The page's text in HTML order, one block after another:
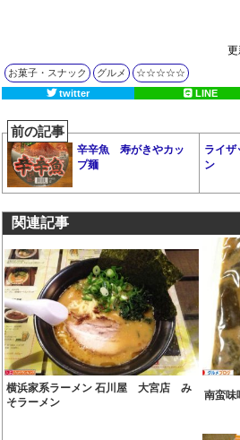
お菓子・スナック グルメ
☆☆☆☆☆
twitter
LINE
前の記事
辛辛魚 寿がきやカッ
プ麺
ライ
ン
関連記事
横浜家系ラーメン 石川屋 大宮店 み
そラーメン
南蛮